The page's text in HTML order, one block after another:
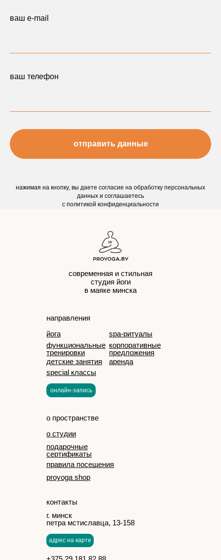
ваш e-mail
ваш телефон
отправить данные
нажимая на кнопку, вы даете согласие на обработку персональных
данных и соглашаетесь
c политикой конфиденциальности
функциональные
тренировки
детские занятия
special классы
о студии
подарочные
сертификаты
правила посещения
proyoga shop
корпоративные
предложения
аренда
spa-ритуалы
йога
направления
о пространстве
контакты
современная и стильная
студия йоги
в маяке минска
г. минск
петра мстиславца, 13-158
онлайн-запись
адрес на карте